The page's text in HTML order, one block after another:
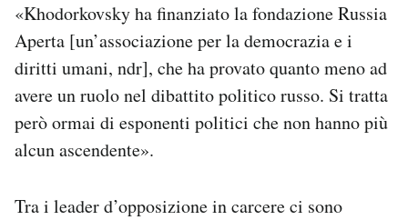
«Khodorkovsky ha finanziato la fondazione Russia
Aperta [un’associazione per la democrazia e i
diritti umani, ndr], che ha provato quanto meno ad
avere un ruolo nel dibattito politico russo. Si tratta
però ormai di esponenti politici che non hanno più
alcun ascendente».
Tra i leader d’opposizione in carcere ci sono